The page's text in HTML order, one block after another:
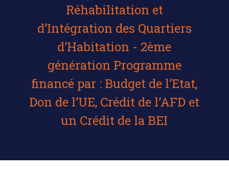
Réhabilitation et
d’Intégration des Quartiers
d’Habitation - 2ème
génération Programme
financé par : Budget de l’Etat,
Don de l’UE, Crédit de l’AFD et
un Crédit de la BEI